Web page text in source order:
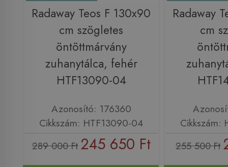
Radaway Teos F 130x90
cm szögletes
öntöttmárvány
zuhanytálca, fehér
HTF13090-04
Azonosító: 176360
Cikkszám: HTF13090-04
289 000 Ft 245 650 Ft
Radaway
cm
Cikkszám:
255 500 Ft